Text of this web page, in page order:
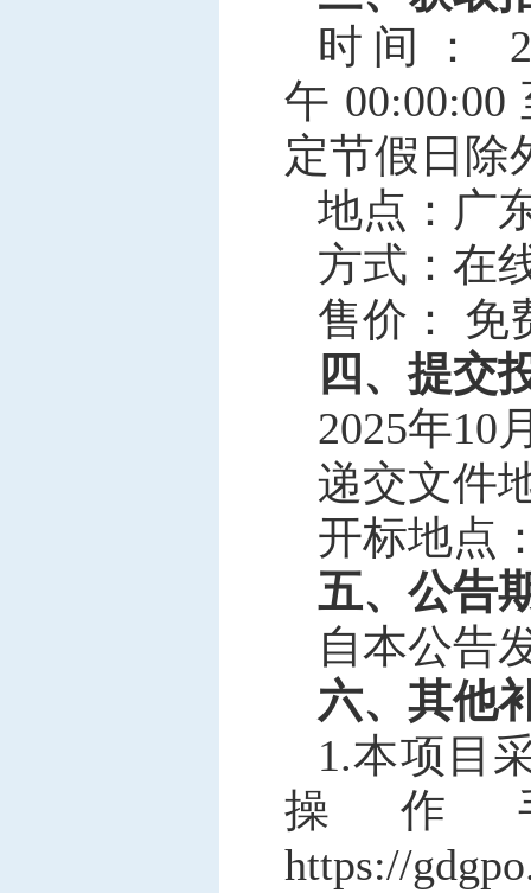
时间：
午 00:00:00
定节假日除
地点：广
方式：在
售价： 免
四、提交
2025年10
递交文件
开标地点
五、公告
自本公告
六、其他
1.本项目
操作
https://